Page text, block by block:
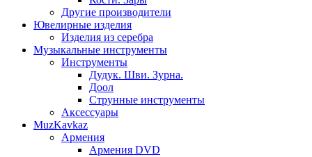
Другие производители
Ювелирные изделия
Изделия из серебра
Музыкальные инструменты
Инструменты
Дудук. Шви. Зурна.
Доол
Струнные инструменты
Аксессуары
MuzKavkaz
Армения
Армения DVD